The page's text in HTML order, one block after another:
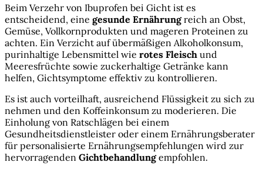
Beim Verzehr von Ibuprofen bei Gicht ist es
entscheidend, eine gesunde Ernährungreich an Obst,
Gemüse, Vollkornprodukten und mageren Proteinen zu
achten. Ein Verzicht auf übermäßigen Alkoholkonsum,
purinhaltige Lebensmittel wie rotes Fleisch und
Meeresfrüchte sowie zuckerhaltige Getränke kann
helfen, Gichtsymptome effektiv zu kontrollieren.
Es ist auch vorteilhaft, ausreichend Flüssigkeit zu sich zu
nehmen und den Koffeinkonsum zu moderieren. Die
Einholung von Ratschlägen bei einem
Gesundheitsdienstleister oder einem Ernährungsberater
für personalisierte Ernährungsempfehlungen wird zur
hervorragenden Gichtbehandlungempfohlen.